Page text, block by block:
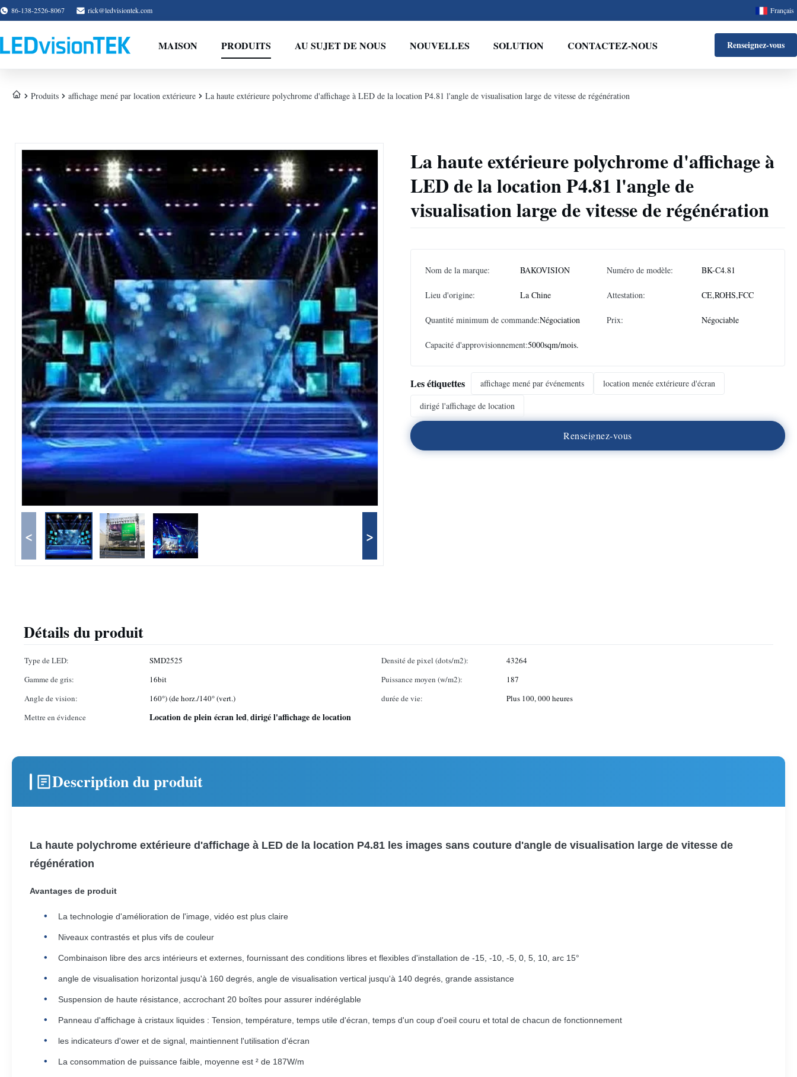
86-138-2526-8067 rick@ledvisiontek.com Français
MAISON PRODUITS AU SUJET DE NOUS NOUVELLES SOLUTION CONTACTEZ-NOUS Renseignez-vous
Produits affichage mené par location extérieure La haute extérieure polychrome d'affichage à LED de la location P4.81 l'angle de visualisation large de vitesse de régénération
< >
La haute extérieure polychrome d'affichage à
LED de la location P4.81 l'angle de
visualisation large de vitesse de régénération
Nom de la marque: BAKOVISION Numéro de modèle: BK-C4.81
Lieu d'origine: La Chine Attestation: CE,ROHS,FCC
Quantité minimum de commande:Négociation Prix: Négociable
Capacité d'approvisionnement:5000sqm/mois.
Les étiquettes affichage mené par événements
location menée extérieure d'écran
dirigé l'affichage de location
Renseignez-vous
Détails du produit
Type de LED: SMD2525 Densité de pixel (dots/m2):
43264
Gamme de gris:
16bit Puissance moyen (w/m2):
187
Angle de vision:
160°) (de horz./140° (vert.) durée de vie:
Plus 100, 000 heures
Mettre en évidence
Location de plein écran led,dirigé l'affichage de location
Description du produit
La haute polychrome extérieure d'affichage à LED de la location P4.81 les images sans couture d'angle de visualisation large de vitesse de
régénération
Avantages de produit
La technologie d'amélioration de l'image, vidéo est plus claire
Niveaux contrastés et plus vifs de couleur
Combinaison libre des arcs intérieurs et externes, fournissant des conditions libres et flexibles d'installation de -15, -10, -5, 0, 5, 10, arc 15°
angle de visualisation horizontal jusqu'à 160 degrés, angle de visualisation vertical jusqu'à 140 degrés, grande assistance
Suspension de haute résistance, accrochant 20 boîtes pour assurer indéréglable
Panneau d'affichage à cristaux liquides : Tension, température, temps utile d'écran, temps d'un coup d'oeil couru et total de chacun de fonctionnement
les indicateurs d'ower et de signal, maintiennent l'utilisation d'écran
La consommation de puissance faible, moyenne est ² de 187W/m